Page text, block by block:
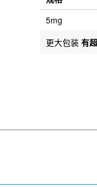
5mg
更大包装 有